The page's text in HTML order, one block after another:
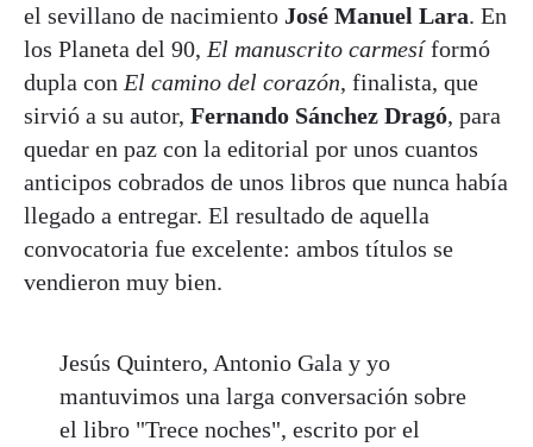
el sevillano de nacimiento José Manuel Lara. En
los Planeta del 90, El manuscrito carmesíformó
dupla con El camino del corazón, finalista, que
sirvió a su autor, Fernando Sánchez Dragó, para
quedar en paz con la editorial por unos cuantos
anticipos cobrados de unos libros que nunca había
llegado a entregar. El resultado de aquella
convocatoria fue excelente: ambos títulos se
vendieron muy bien.
Jesús Quintero, Antonio Gala y yo
mantuvimos una larga conversación sobre
el libro "Trece noches", escrito por el